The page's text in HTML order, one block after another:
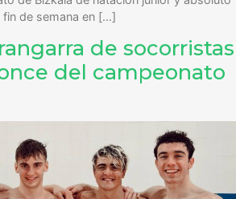
de semana en […]
de socorristas
del campeonato